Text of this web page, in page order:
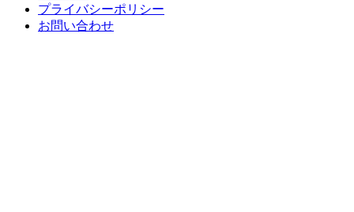
プライバシーポリシー
お問い合わせ